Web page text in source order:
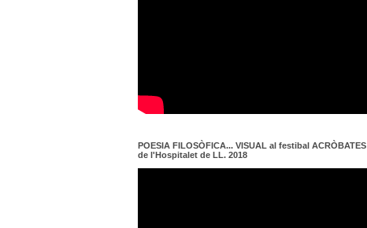
POESIA FILOSÒFICA... VISUAL al festibal ACRÒBATES
de l'Hospitalet de LL. 2018